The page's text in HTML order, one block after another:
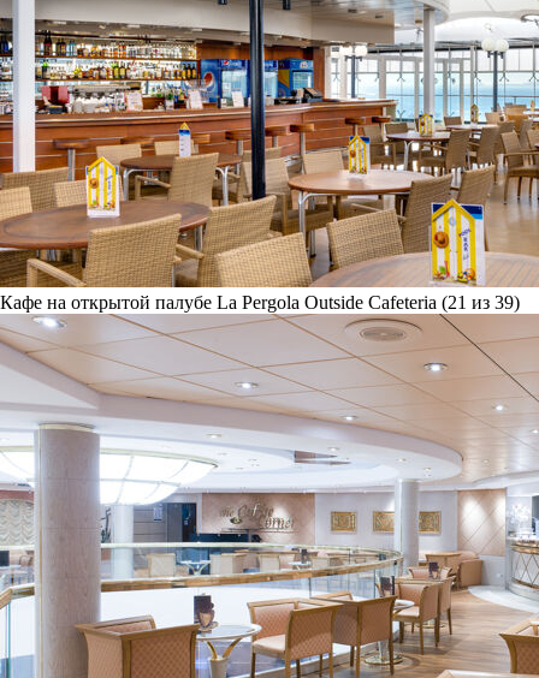
Кафе на открытой палубе La Pergola Outside Cafeteria (21 из 39)